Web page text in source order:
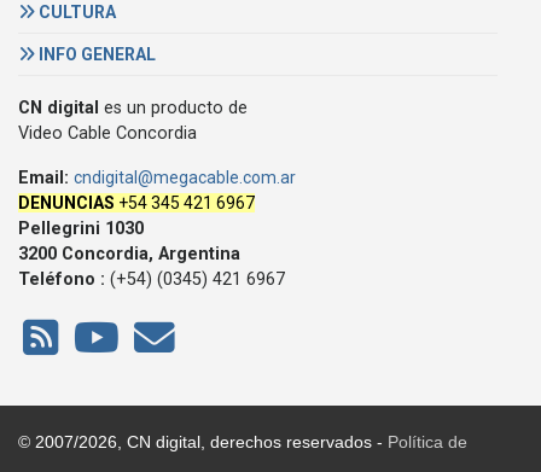
CULTURA
INFO GENERAL
CN digital es un producto de
Video Cable Concordia
Email: cndigital@megacable.com.ar
DENUNCIAS +54 345 421 6967
Pellegrini 1030
3200 Concordia, Argentina
Teléfono : (+54) (0345) 421 6967
© 2007/2026, CN digital, derechos reservados - Política de